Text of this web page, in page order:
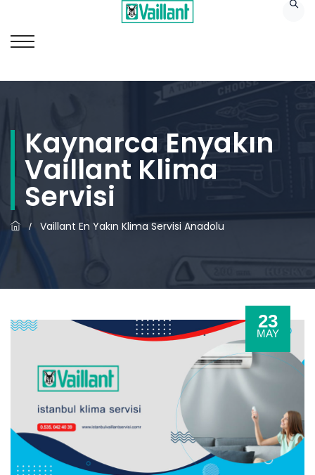
Kaynarca Enyakın
Vaillant Klima
Servisi
/ Vaillant En Yakın Klima Servisi Anadolu
23
MAY